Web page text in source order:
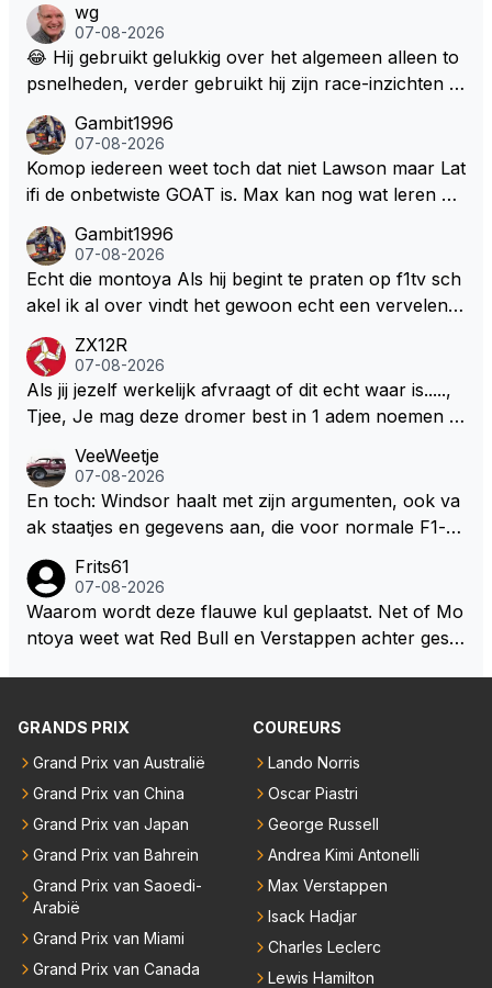
wg
07-08-2026
😂 Hij gebruikt gelukkig over het algemeen alleen to
psnelheden, verder gebruikt hij zijn race-inzichten q
een bocht zegt helemaal niets, dus wat dat betreft h
eeft hij sowieso gelijk 😂.
Gambit1996
07-08-2026
Komop iedereen weet toch dat niet Lawson maar Lat
ifi de onbetwiste GOAT is. Max kan nog wat leren va
milton, hahahaha. Latifi pakt ze allemaal met de oge
n dicht met als onbetwiste nummer 2 of GOATINES
S Lawson natuurlijk 😂😂😂😂😂
Gambit1996
07-08-2026
Echt die montoya Als hij begint te praten op f1tv sch
akel ik al over vindt het gewoon echt een vervelend
weet 🤮🤮
ZX12R
07-08-2026
Als jij jezelf werkelijk afvraagt of dit echt waar is.....,
Tjee, Je mag deze dromer best in 1 adem noemen m
aar voordragen uit eigen geest. Kan mij voorstellen d
at je het leuk vindt sprookjes te luisteren maar heb jij
jezelf dan ook wel eens afgevraagd of de dappere b
ze wolff gesneden heeft?
VeeWeetje
07-08-2026
En toch: Windsor haalt met zijn argumenten, ook va
ak staatjes en gegevens aan, die voor normale F1-fa
okies made of your own dough" 🤣
Frits61
07-08-2026
Waarom wordt deze flauwe kul geplaatst. Net of Mo
ntoya weet wat Red Bull en Verstappen achter geslo
GRANDS PRIX
Grand Prix van Australië
Grand Prix van China
Grand Prix van Japan
Grand Prix van Bahrein
Grand Prix van Saoedi-
Arabië
Grand Prix van Miami
Grand Prix van Canada
COUREURS
Lando Norris
Oscar Piastri
George Russell
Andrea Kimi Antonelli
Max Verstappen
Isack Hadjar
Charles Leclerc
Lewis Hamilton